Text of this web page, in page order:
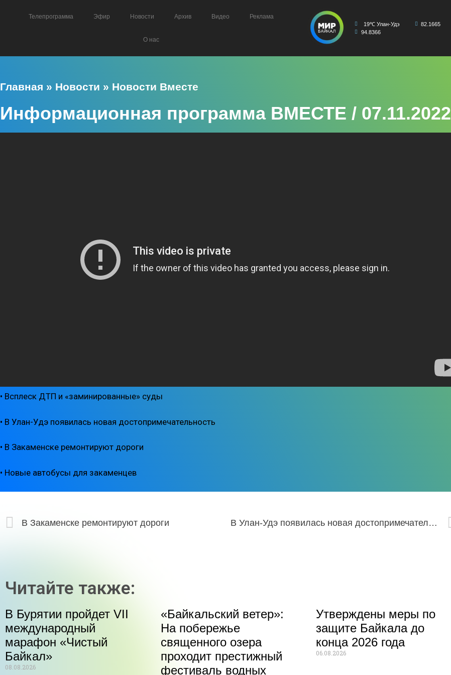
Телепрограмма Эфир Новости Архив Видео Реклама
О нас
19℃ Улан-Удэ
82.1665
94.8366
Главная » Новости » Новости Вместе
Информационная программа ВМЕСТЕ / 07.11.2022
• Всплеск ДТП и «заминированные» суды
• В Улан-Удэ появилась новая достопримечательность
• В Закаменске ремонтируют дороги
• Новые автобусы для закаменцев
В Закаменске ремонтируют дороги В Улан-Удэ появилась новая достопримечательность
Читайте также:
В Бурятии пройдет VII
международный
марафон «Чистый
Байкал»
08.08.2026
«Байкальский ветер»:
На побережье
священного озера
проходит престижный
фестиваль водных
Утверждены меры по
защите Байкала до
конца 2026 года
06.08.2026